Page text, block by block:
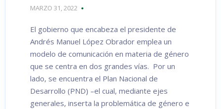
MARZO 31, 2022
El gobierno que encabeza el presidente de
Andrés Manuel López Obrador emplea un
modelo de comunicación en materia de género
que se centra en dos grandes vías. Por un
lado, se encuentra el Plan Nacional de
Desarrollo (PND) –el cual, mediante ejes
generales, inserta la problemática de género e